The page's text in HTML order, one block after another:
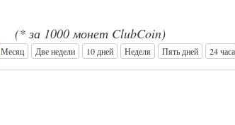
(* за 1000 монет ClubCoin)
Месяц Две недели 10 дней Неделя Пять дней 24 часа